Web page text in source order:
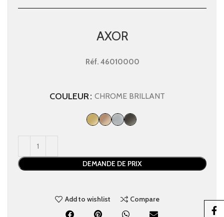
AXOR
Réf. 46010000
COULEUR CHROME BRILLANT
DEMANDE DE PRIX
Add to wishlist Compare